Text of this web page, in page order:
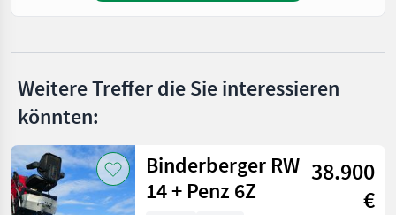
Weitere Treffer die Sie interessieren
könnten:
Binderberger RW
14 + Penz 6Z
38.900
€